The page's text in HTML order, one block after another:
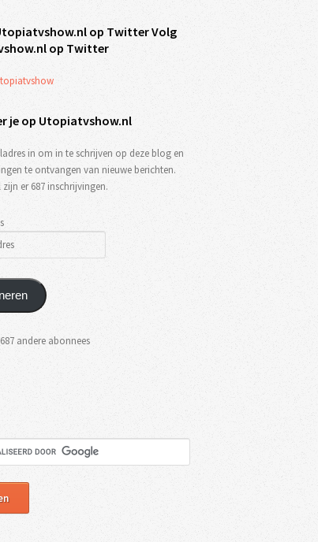
Volg
op Twitter
je op Utopiatvshow.nl
in om in te schrijven op deze blog en
te ontvangen van nieuwe berichten.
er 687 inschrijvingen.
andere abonnees